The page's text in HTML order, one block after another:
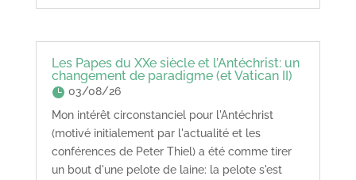
Les Papes du XXe siècle et l’Antéchrist: un
changement de paradigme (et Vatican II)
03/08/26
Mon intérêt circonstanciel pour l'Antéchrist
(motivé initialement par l'actualité et les
conférences de Peter Thiel) a été comme tirer
un bout d'une pelote de laine: la pelote s'est